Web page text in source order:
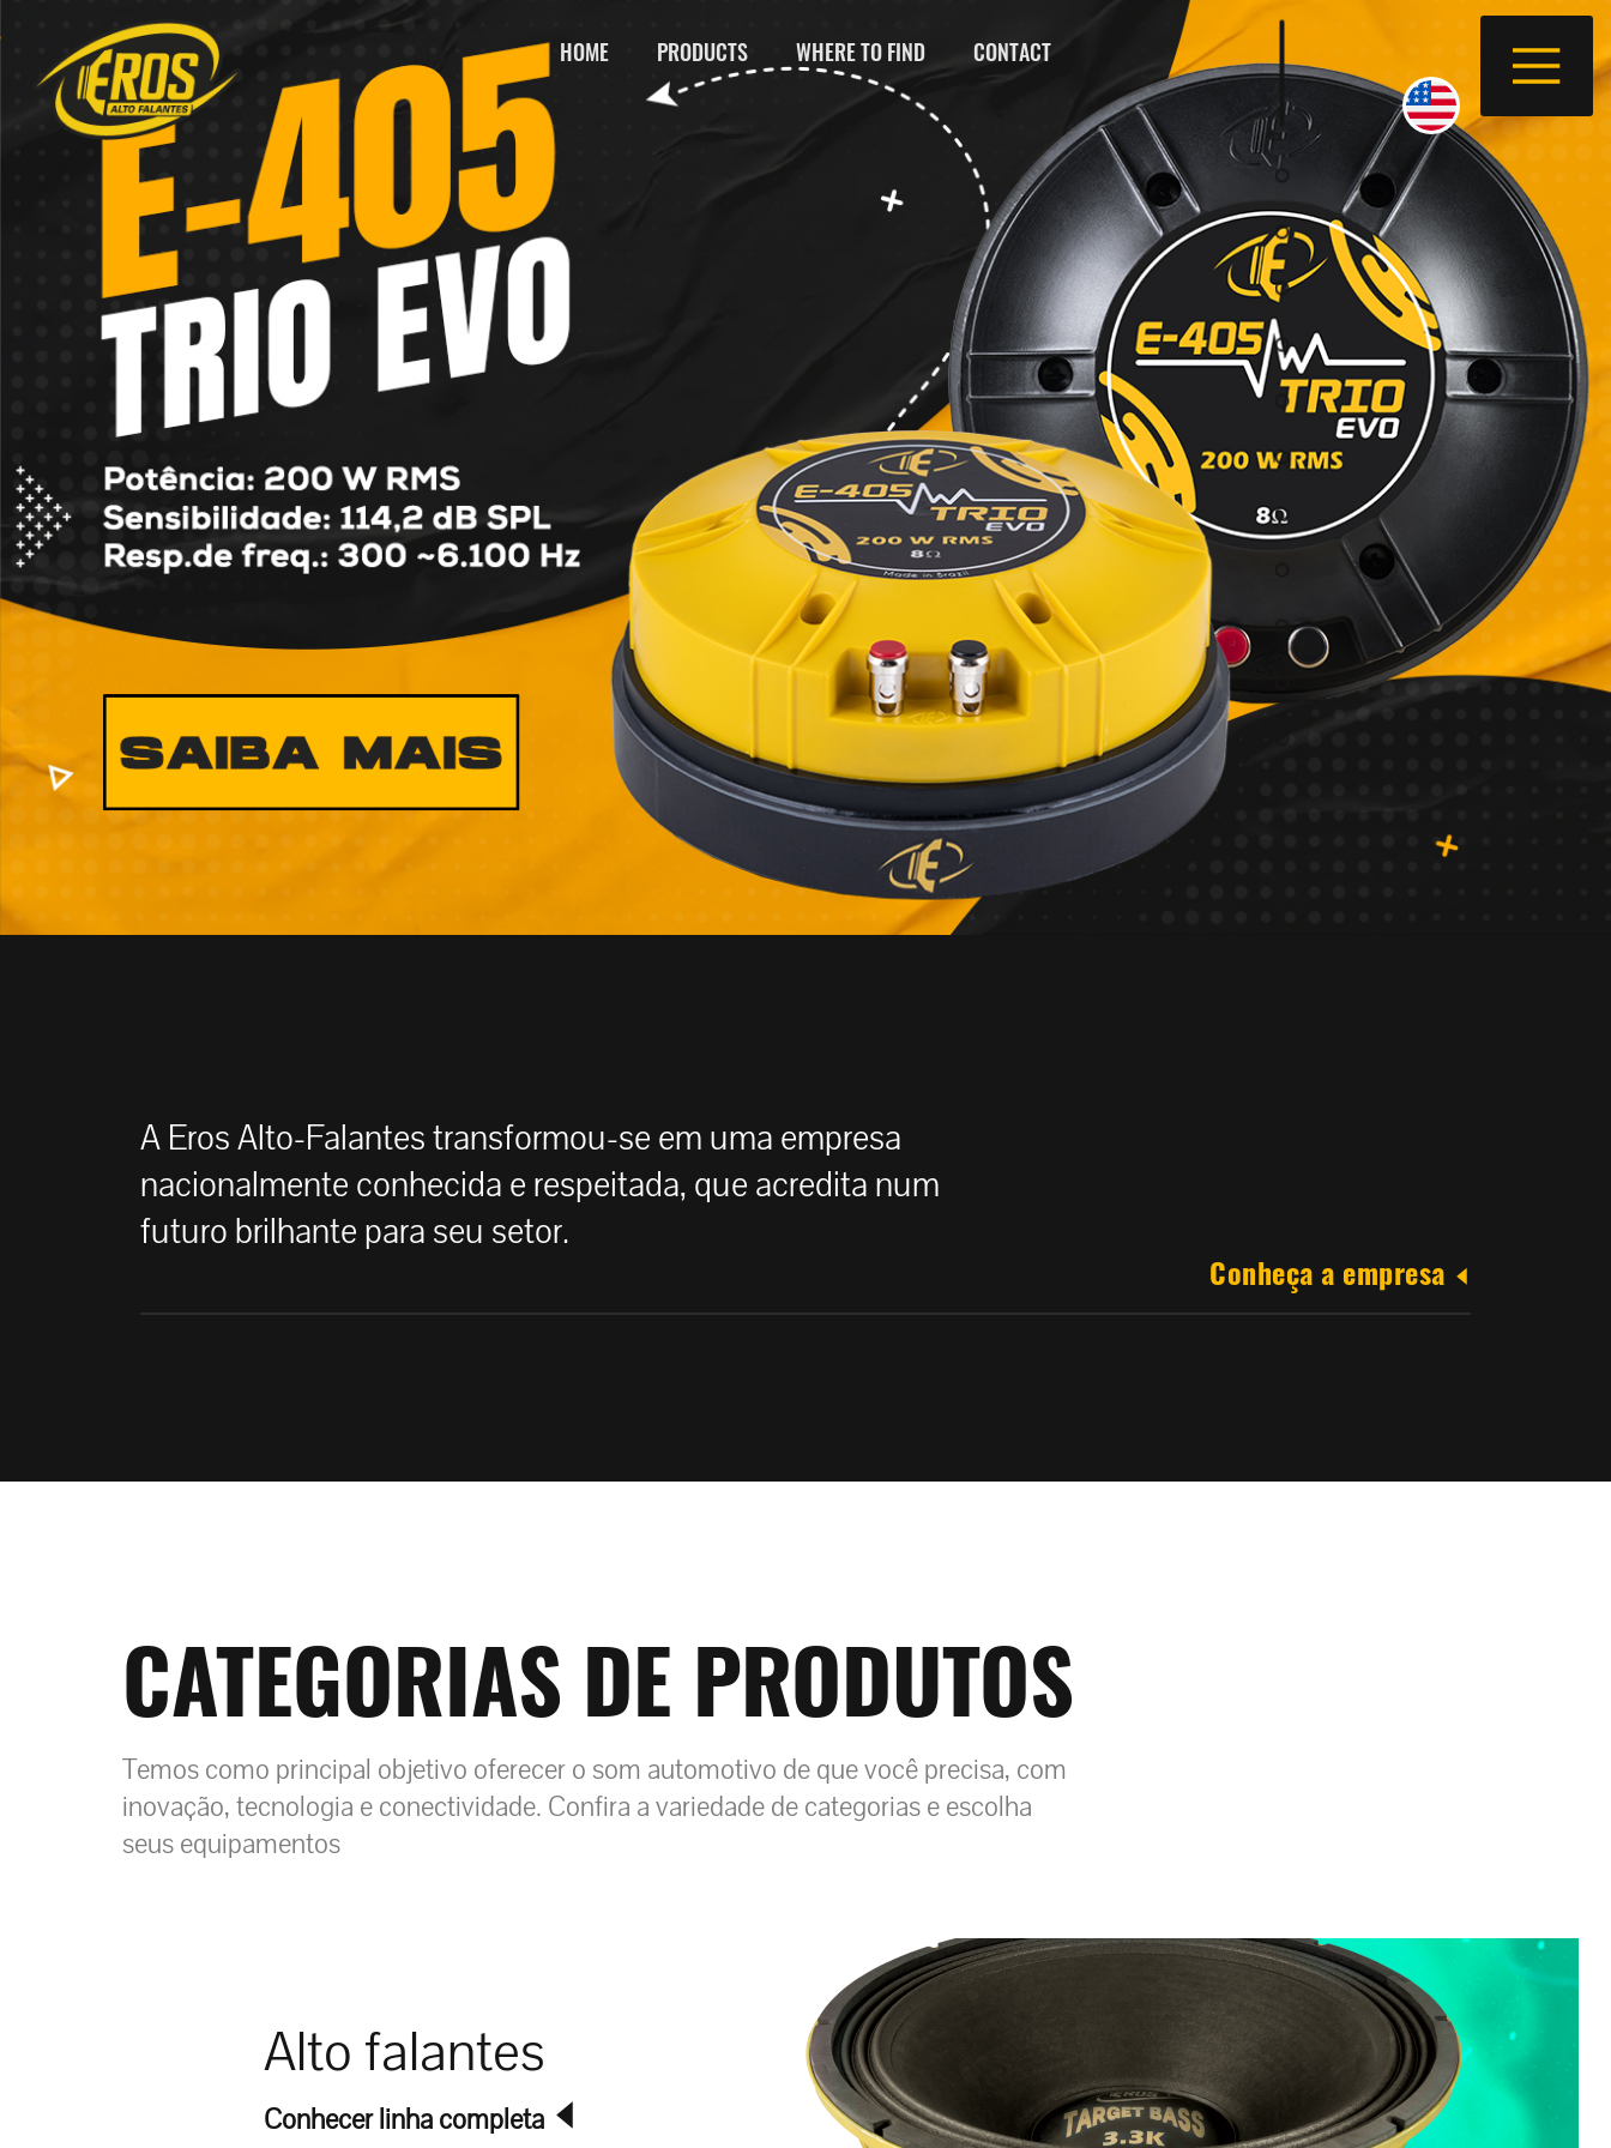
HOME PRODUCTS WHERE TO FIND CONTACT
A Eros Alto-Falantes transformou-se em uma empresa
nacionalmente conhecida e respeitada, que acredita num
futuro brilhante para seu setor.
Conheça a empresa
CATEGORIAS DE PRODUTOS
Temos como principal objetivo oferecer o som automotivo de que você precisa, com
inovação, tecnologia e conectividade. Confira a variedade de categorias e escolha
seus equipamentos
Alto falantes
Conhecer linha completa